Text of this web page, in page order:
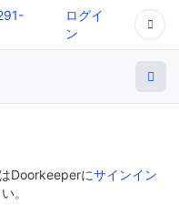
ログイ
ン
Doorkeeperにサインイン
。